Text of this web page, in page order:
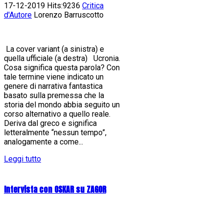
17-12-2019 Hits:9236 Critica
d'Autore Lorenzo Barruscotto
La cover variant (a sinistra) e
quella ufficiale (a destra) Ucronia.
Cosa significa questa parola? Con
tale termine viene indicato un
genere di narrativa fantastica
basato sulla premessa che la
storia del mondo abbia seguito un
corso alternativo a quello reale.
Deriva dal greco e significa
letteralmente “nessun tempo”,
analogamente a come...
Leggi tutto
Intervista con OSKAR su ZAGOR